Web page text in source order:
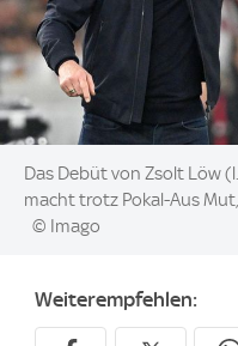
Image:
Das Debüt von Zsolt Löw
macht trotz Pokal-Aus
© Imago
Weiterempfehlen: